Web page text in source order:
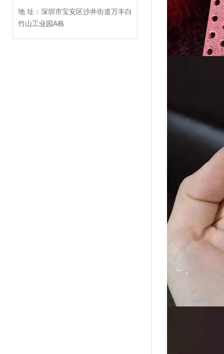
地 址：深圳市宝安区沙井街道万丰白
竹山工业园A栋